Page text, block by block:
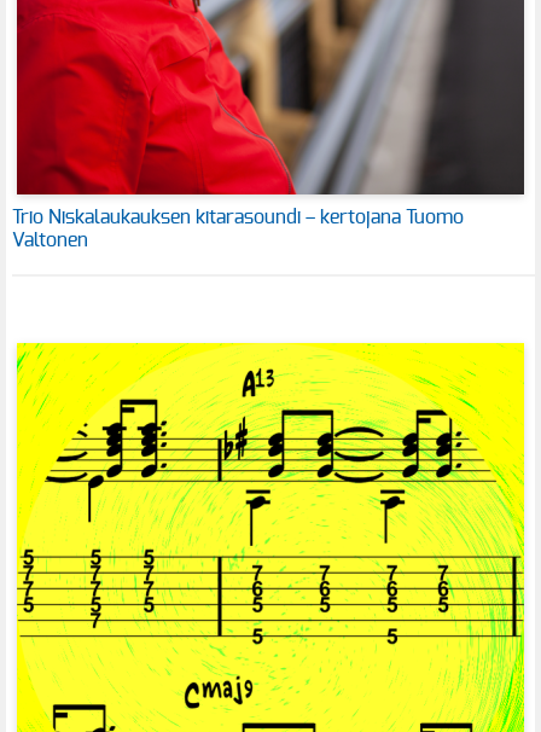
Trio Niskalaukauksen kitarasoundi – kertojana Tuomo
Valtonen